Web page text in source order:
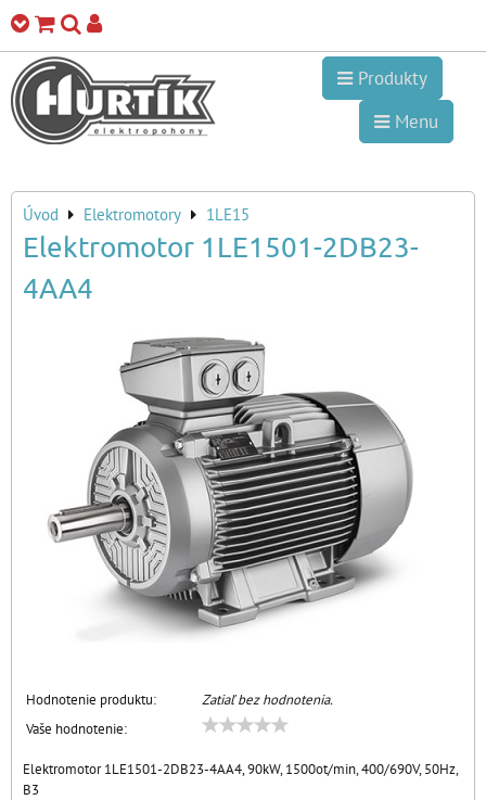
Produkty
Menu
Úvod Elektromotory 1LE15
Elektromotor 1LE1501-2DB23-
4AA4
Hodnotenie produktu:
Zatiaľ bez hodnotenia.
Vaše hodnotenie:
Elektromotor 1LE1501-2DB23-4AA4, 90kW, 1500ot/min, 400/690V, 50Hz,
B3